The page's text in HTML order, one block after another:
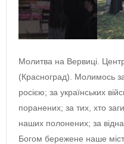
Молитва на Вервиці.
(Красноград). Молимось
росією; за українських
поранених; за тих, хто
наших полонених; за
Богом бережене наше